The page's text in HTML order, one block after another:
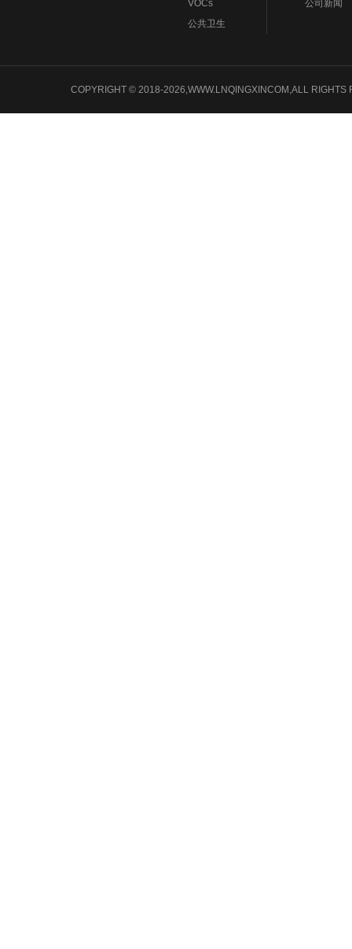
VOCs
公共卫生
公司新闻
COPYRIGHT © 2018-2026,WWW.LNQINGXINCOM,ALL